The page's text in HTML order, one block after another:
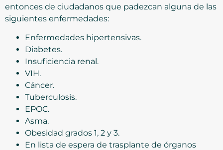
entonces de ciudadanos que padezcan alguna de las
siguientes enfermedades:
Enfermedades hipertensivas.
Diabetes.
Insuficiencia renal.
VIH.
Cáncer.
Tuberculosis.
EPOC.
Asma.
Obesidad grados 1, 2 y 3.
En lista de espera de trasplante de órganos